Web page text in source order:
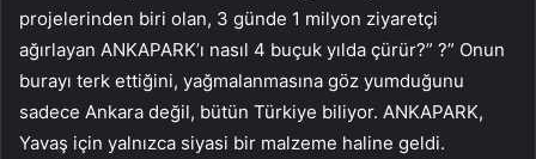
projelerinden biri olan, 3 günde 1 milyon ziyaretçi
ağırlayan ANKAPARK’ı nasıl 4 buçuk yılda çürür?” ?” Onun
burayı terk ettiğini, yağmalanmasına göz yumduğunu
sadece Ankara değil, bütün Türkiye biliyor. ANKAPARK,
Yavaş için yalnızca siyasi bir malzeme haline geldi.